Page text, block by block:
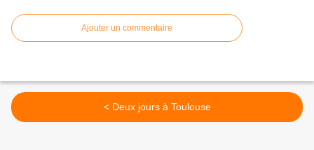
Ajouter un commentaire
< Deux jours à Toulouse